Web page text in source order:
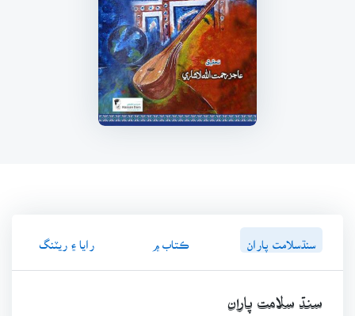
سنڌسلامت پاران ڪتاب ۾ رايا ۽ ريٽنگ
سنڌ سلامت پاران